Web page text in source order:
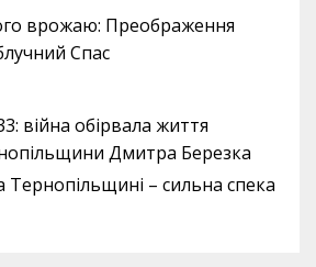
врожаю: Преображення
Спас
війна обірвала життя
Дмитра Березка
Тернопільщині – сильна спека